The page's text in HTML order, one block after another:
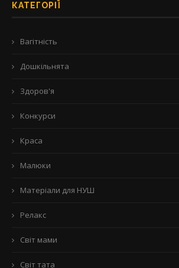
КАТЕГОРІЇ
Вагітність
Дошкільнята
Здоров'я
Конкурси
Краса
Малюки
Матеріали для НУШ
Релакс
Світ мами
Світ тата